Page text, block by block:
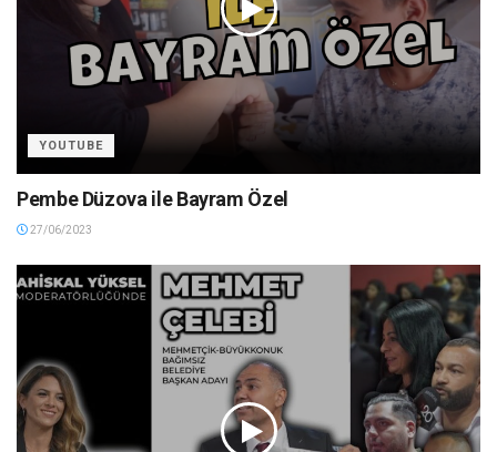
YOUTUBE
Pembe Düzova ile Bayram Özel
27/06/2023